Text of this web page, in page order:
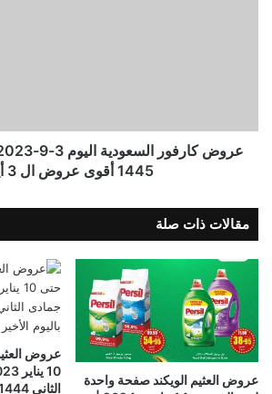
1445 أقوى عروض ال 3 أيام
مقالات ذات صلة
عروض العثيم الويكند صفحة واحدة
عروض